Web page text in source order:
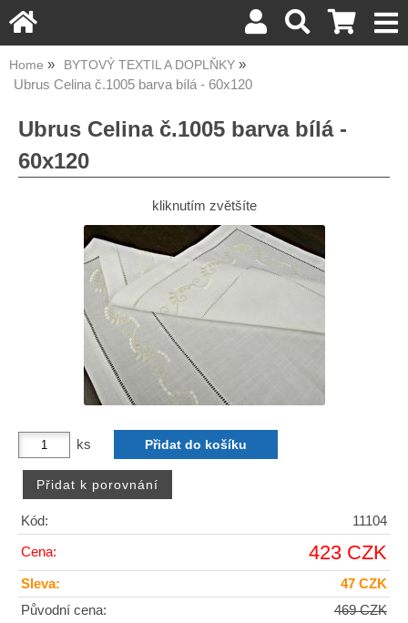
Home BYTOVÝ TEXTIL A DOPLŇKY
Ubrus Celina č.1005 barva bílá - 60x120
Ubrus Celina č.1005 barva bílá -
60x120
kliknutím zvětšíte
ks
Kód: 11104
Cena: 423 CZK
Sleva:
47 CZK
Původní cena:
469 CZK